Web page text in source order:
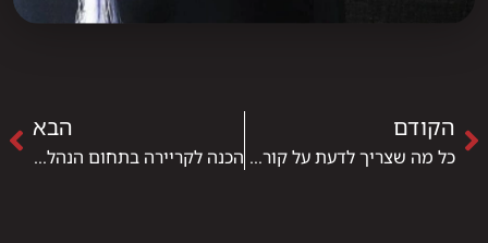
הקודם
כל מה שצריך לדעת על קורס חשבי שכר במכללת IPC
הבא
הכנה לקריירה בתחום הנהלת החשבונות